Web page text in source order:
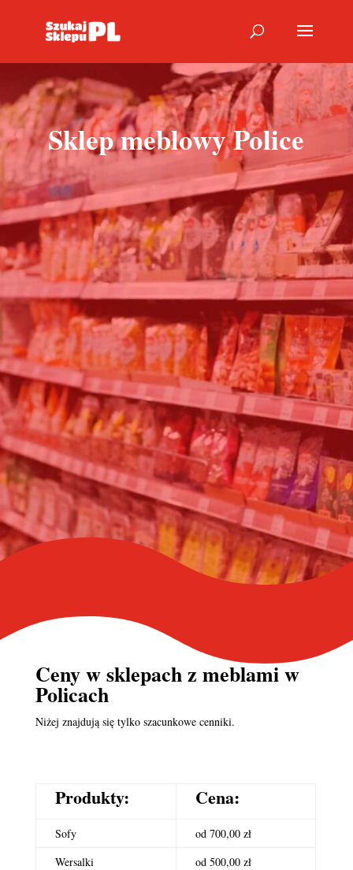
Sklep meblowy Police
Ceny w sklepach z meblami w
Policach
Niżej znajdują się tylko szacunkowe cenniki.
Produkty: Cena:
Sofy
od 700,00 zł
Wersalki
od 500,00 zł